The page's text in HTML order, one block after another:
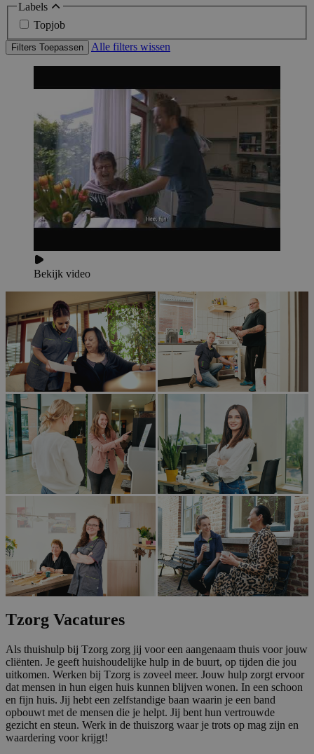
Labels
Topjob
Filters Toepassen Alle filters wissen
Bekijk video
Tzorg Vacatures
Als thuishulp bij Tzorg zorg jij voor een aangenaam thuis voor jouw
cliënten. Je geeft huishoudelijke hulp in de buurt, op tijden die jou
uitkomen. Werken bij Tzorg is zoveel meer. Jouw hulp zorgt ervoor
dat mensen in hun eigen huis kunnen blijven wonen. In een schoon
en fijn huis. Jij hebt een zelfstandige baan waarin je een band
opbouwt met de mensen die je helpt. Jij bent hun vertrouwde
gezicht en steun. Werk in de thuiszorg waar je trots op mag zijn en
waardering voor krijgt!